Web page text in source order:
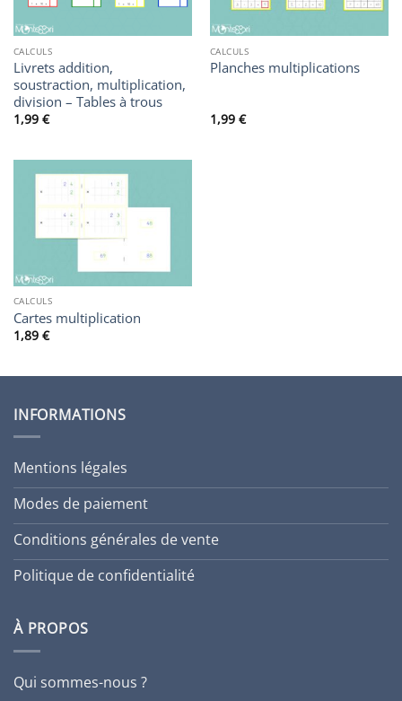
CALCULS
Livrets addition,
soustraction, multiplication,
division – Tables à trous
1,99 €
CALCULS
Planches multiplications
1,99 €
CALCULS
Cartes multiplication
1,89 €
INFORMATIONS
Mentions légales
Modes de paiement
Conditions générales de vente
Politique de confidentialité
À PROPOS
Qui sommes-nous ?